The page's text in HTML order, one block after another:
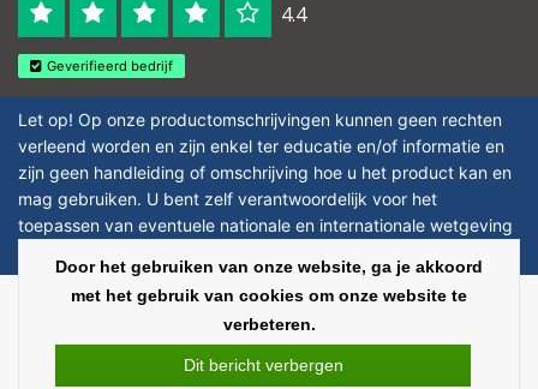
4.4
Geverifieerd bedrijf
Let op! Op onze productomschrijvingen kunnen geen rechten
verleend worden en zijn enkel ter educatie en/of informatie en
zijn geen handleiding of omschrijving hoe u het product kan en
mag gebruiken. U bent zelf verantwoordelijk voor het
toepassen van eventuele nationale en internationale wetgeving
Copyright © 2026 - Laboratorium Discounter - All rights reserved - Theme by
Alle bedragen zijn exclusief BTW
Door het gebruiken van onze website, ga je akkoord
met het gebruik van cookies om onze website te
verbeteren.
Dit bericht verbergen